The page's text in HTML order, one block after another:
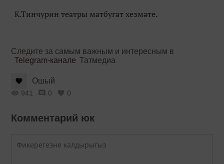
К.Тинчурин театры матбугат хезмәте.
Следите за самым важным и интересным в
Telegram-канале Татмедиа
Ошый
941 0 0
Комментарий юк